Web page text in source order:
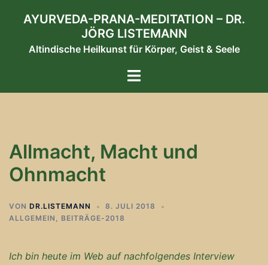
InhaltAYURVEDA-PRANA-MEDITATION – DR.
JÖRG LISTEMANN
Altindische Heilkunst für Körper, Geist & Seele
Menü
Allmacht, Macht und
Ohnmacht
VON DR.LISTEMANN
8. JULI 2018
ALLGEMEIN , BEITRÄGE-2018
Ich bin heute im Web auf nachfolgendes Interview